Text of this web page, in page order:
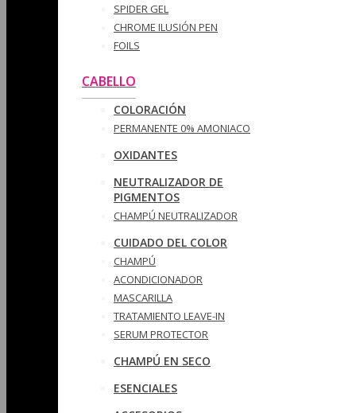
SPIDER GEL
CHROME ILUSIÓN PEN
FOILS
CABELLO
COLORACIÓN
PERMANENTE 0% AMONIACO
OXIDANTES
NEUTRALIZADOR DE
PIGMENTOS
CHAMPÚ NEUTRALIZADOR
CUIDADO DEL COLOR
CHAMPÚ
ACONDICIONADOR
MASCARILLA
TRATAMIENTO LEAVE-IN
SERUM PROTECTOR
CHAMPÚ EN SECO
ESENCIALES